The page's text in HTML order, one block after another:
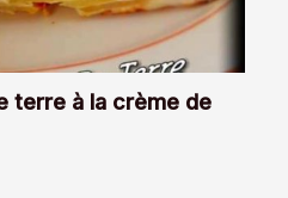
terre à la crème de